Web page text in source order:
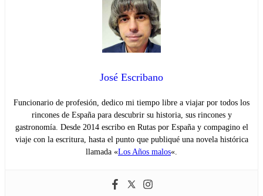
José Escribano
Funcionario de profesión, dedico mi tiempo libre a viajar por todos los
rincones de España para descubrir su historia, sus rincones y
gastronomía. Desde 2014 escribo en Rutas por España y compagino el
viaje con la escritura, hasta el punto que publiqué una novela histórica
llamada «Los Años malos«.